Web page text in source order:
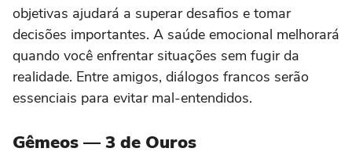
objetivas ajudará a superar desafios e tomar
decisões importantes. A saúde emocional melhorará
quando você enfrentar situações sem fugir da
realidade. Entre amigos, diálogos francos serão
essenciais para evitar mal-entendidos.
Gêmeos — 3 de Ouros